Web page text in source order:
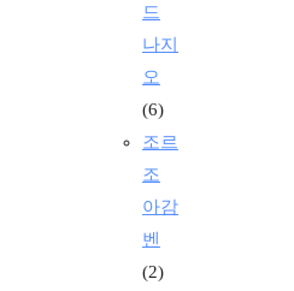
드
나지
오
(6)
조르
조
아감
벤
(2)